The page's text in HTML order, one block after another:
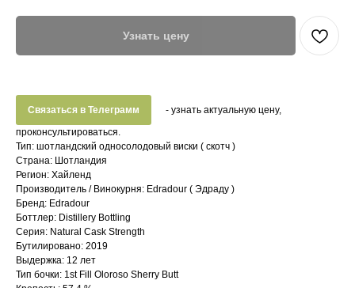
Узнать цену
Связаться в Телеграмм
- узнать актуальную цену,
проконсультироваться.
Тип: шотландский односолодовый виски ( скотч )
Страна: Шотландия
Регион: Хайленд
Производитель / Винокурня: Edradour ( Эдраду )
Бренд: Edradour
Боттлер: Distillery Bottling
Серия: Natural Cask Strength
Бутилировано: 2019
Выдержка: 12 лет
Тип бочки: 1st Fill Oloroso Sherry Butt